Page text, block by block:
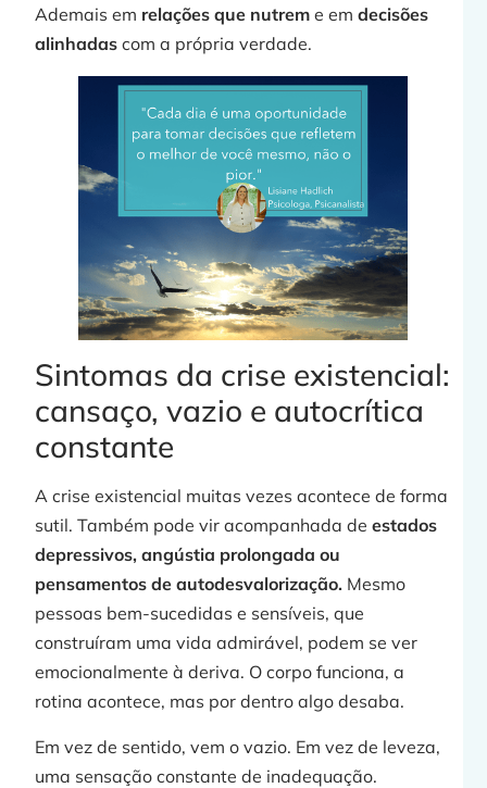
Ademais em relações que nutrem e em decisões
alinhadas com a própria verdade.
Sintomas da crise existencial:
cansaço, vazio e autocrítica
constante
A crise existencial muitas vezes acontece de forma
sutil. Também pode vir acompanhada de estados
depressivos, angústia prolongada ou
pensamentos de autodesvalorização. Mesmo
pessoas bem-sucedidas e sensíveis, que
construíram uma vida admirável, podem se ver
emocionalmente à deriva. O corpo funciona, a
rotina acontece, mas por dentro algo desaba.
Em vez de sentido, vem o vazio. Em vez de leveza,
uma sensação constante de inadequação.